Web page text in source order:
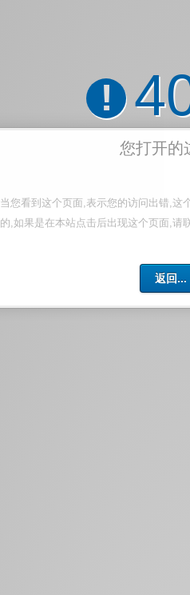
!
您打开的
当您看到这个页面,表示您的访问出错,这
的,如果是在本站点击后出现这个页面,请
返回...